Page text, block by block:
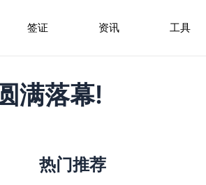
签证 资讯 工具
满落幕!
热门推荐